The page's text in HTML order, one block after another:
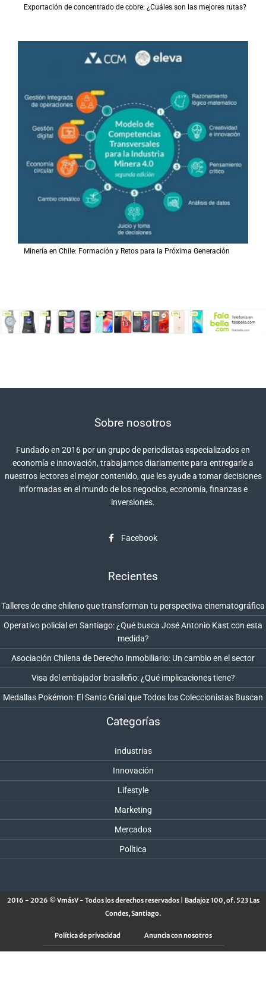
Exportación de concentrado de cobre: ¿Cuáles son las mejores rutas?
Minería en Chile: Formación y Retos para la Próxima Generación
Sobre nosotros
Fundado en 2016 por un grupo de periodistas especializados en
economía e innovación, trabajamos diariamente para entregarle a
nuestros lectores el mejor contenido, que les ayude a tomar decisiones
informadas en el mundo de los negocios, economía, finanzas e
inversiones.
Facebook
Recientes
Talleres de cine chileno que transforman tu perspectiva cinematográfica
Operativo policial en Santiago: ¿Qué busca José Antonio Kast con esta
medida?
Asociación Chilena de Derecho Inmobiliario: Un cambio en el sector
Visa del embajador brasileño: ¿Qué implicaciones tiene?
Medallas Pokémon: El Santo Grial que Todos los Coleccionistas Buscan
Categorías
Industrias
Innovación
Lifestyle
Marketing
Mercados
Política
2016 - 2026 © VmásV - Todos los derechos reservados | Badajoz 100, of. 523 Las
Condes, Santiago.
Política de privacidad Anuncia con nosotros